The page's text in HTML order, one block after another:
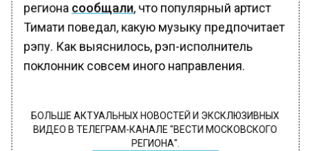
региона сообщали, что популярный артист
Тимати поведал, какую музыку предпочитает
рэпу. Как выяснилось, рэп-исполнитель
поклонник совсем иного направления.
БОЛЬШЕ АКТУАЛЬНЫХ НОВОСТЕЙ И ЭКСКЛЮЗИВНЫХ
ВИДЕО В ТЕЛЕГРАМ-КАНАЛЕ "ВЕСТИ МОСКОВСКОГО
РЕГИОНА".